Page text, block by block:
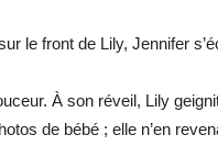
le front de Lily, Jennifer
À son réveil, Lily
de bébé ; elle n’en